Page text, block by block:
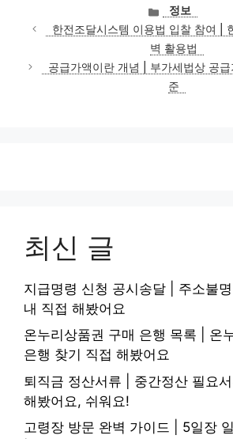
카
테
고
리
정보
한전조달시스템 이용법 입찰 참여 |
벽 활용법
공급가액이란 개념 | 부가세법상 공
준
최신 글
지급명령 신청 공시송달 | 주소불
내 직접 해봤어요
온누리상품권 구매 은행 목록 | 온
은행 찾기 직접 해봤어요
퇴직금 정산서류 | 중간정산 필요
해봤어요, 쉬워요!
고령장 방문 완벽 가이드 | 5일장